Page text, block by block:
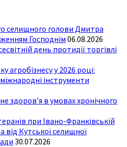
селищного голови Дмитра
Господнім 06.08.2026
день протидії торгівлі
агробізнесу у 2026 році:
інструменти
здоров’я в умовах хронічного
при Івано-Франківській
від Кутської селищної
30.07.2026